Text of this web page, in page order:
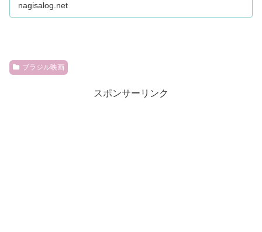
nagisalog.net
ブラジル映画
スポンサーリンク